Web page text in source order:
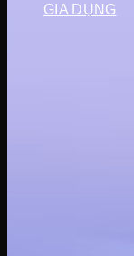
GIA DỤNG
Sản
Thiết